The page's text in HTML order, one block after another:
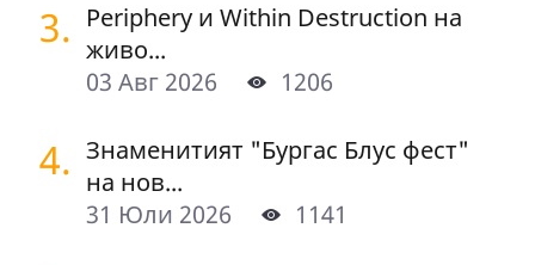
3. Periphery и Within Destruction на
живо...
03 Авг 2026
1206
4. Знаменитият "Бургас Блус фест"
на нов...
31 Юли 2026
1141